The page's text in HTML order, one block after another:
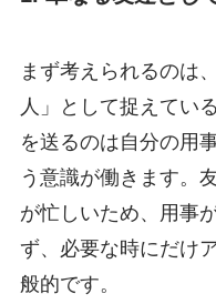
まず考えられるのは
人」として捉えてい
を送るのは自分の用
う意識が働きます。
が忙しいため、用事
ず、必要な時にだけ
般的です。